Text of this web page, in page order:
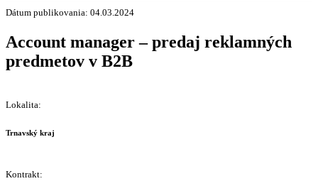
Dátum publikovania: 04.03.2024
Account manager – predaj reklamných
predmetov v B2B
Lokalita:
Trnavský kraj
Kontrakt: